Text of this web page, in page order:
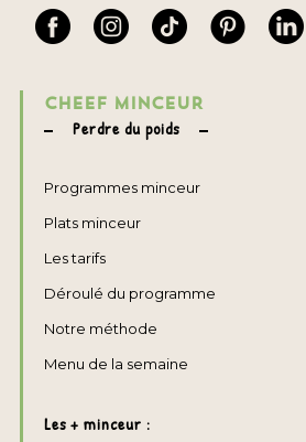
CHEEF MINCEUR
Perdre du poids
Programmes minceur
Plats minceur
Les tarifs
Déroulé du programme
Notre méthode
Menu de la semaine
Les + minceur :